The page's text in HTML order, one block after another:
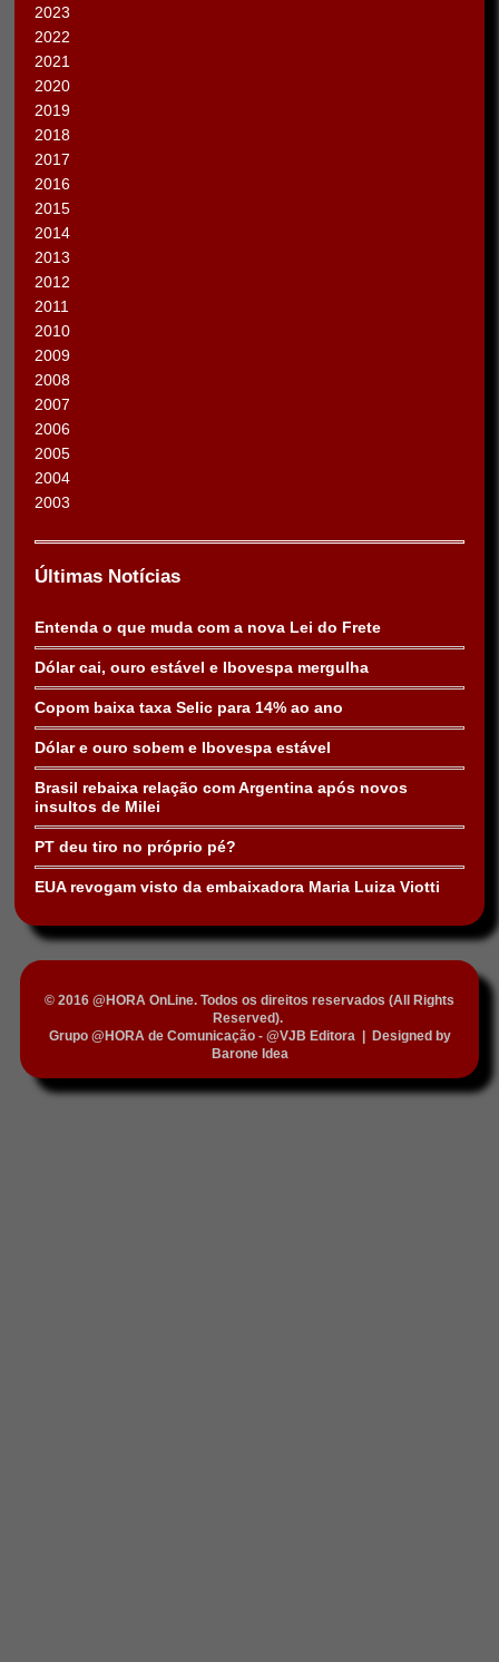
2023
2022
2021
2020
2019
2018
2017
2016
2015
2014
2013
2012
2011
2010
2009
2008
2007
2006
2005
2004
2003
Últimas Notícias
Entenda o que muda com a nova Lei do Frete
Dólar cai, ouro estável e Ibovespa mergulha
Copom baixa taxa Selic para 14% ao ano
Dólar e ouro sobem e Ibovespa estável
Brasil rebaixa relação com Argentina após novos
insultos de Milei
PT deu tiro no próprio pé?
EUA revogam visto da embaixadora Maria Luiza Viotti
© 2016 @HORA OnLine. Todos os direitos reservados (All Rights
Reserved).
Grupo @HORA de Comunicação - @VJB Editora|
Designed by
Barone Idea